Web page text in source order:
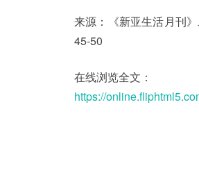
来源：《新亚生活月刊
45-50
在线浏览全文：
https://